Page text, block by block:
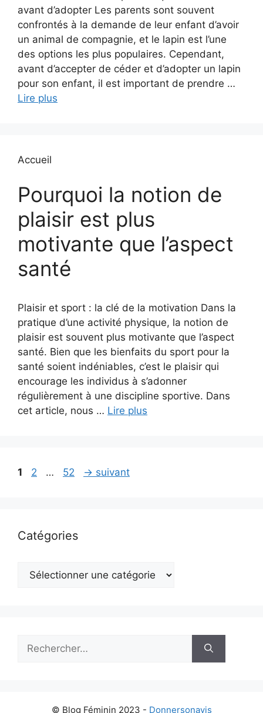
avant d’adopter Les parents sont souvent
confrontés à la demande de leur enfant d’avoir
un animal de compagnie, et le lapin est l’une
des options les plus populaires. Cependant,
avant d’accepter de céder et d’adopter un lapin
pour son enfant, il est important de prendre …
Lire plus
Accueil
Pourquoi la notion de
plaisir est plus
motivante que l’aspect
santé
Plaisir et sport : la clé de la motivation Dans la
pratique d’une activité physique, la notion de
plaisir est souvent plus motivante que l’aspect
santé. Bien que les bienfaits du sport pour la
santé soient indéniables, c’est le plaisir qui
encourage les individus à s’adonner
régulièrement à une discipline sportive. Dans
cet article, nous … Lire plus
Page
1 Page
2 … Page
52 → suivant
Catégories
Catégories
Rechercher :
© Blog Féminin 2023 - Donnersonavis